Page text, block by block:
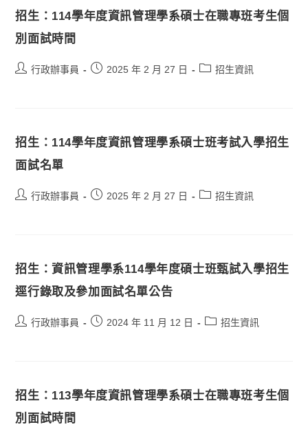
招生：114學年度資訊管理學系碩士在職專班考生個
別面試時間
行政辦事員 2025 年 2 月 27 日 招生資訊
招生：114學年度資訊管理學系碩士班考試入學招生
面試名單
行政辦事員 2025 年 2 月 27 日 招生資訊
招生：資訊管理學系114學年度碩士班甄試入學招生
逕行錄取及參加面試名單公告
行政辦事員 2024 年 11 月 12 日 招生資訊
招生：113學年度資訊管理學系碩士在職專班考生個
別面試時間